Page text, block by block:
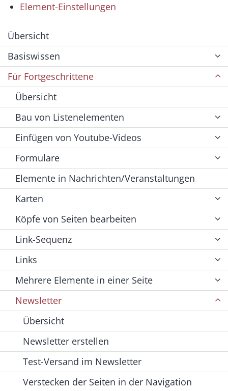
Element-Einstellungen
Übersicht
Basiswissen
Für Fortgeschrittene
Übersicht
Bau von Listenelementen
Einfügen von Youtube-Videos
Formulare
Elemente in Nachrichten/Veranstaltungen
Karten
Köpfe von Seiten bearbeiten
Link-Sequenz
Links
Mehrere Elemente in einer Seite
Newsletter
Übersicht
Newsletter erstellen
Test-Versand im Newsletter
Verstecken der Seiten in der Navigation